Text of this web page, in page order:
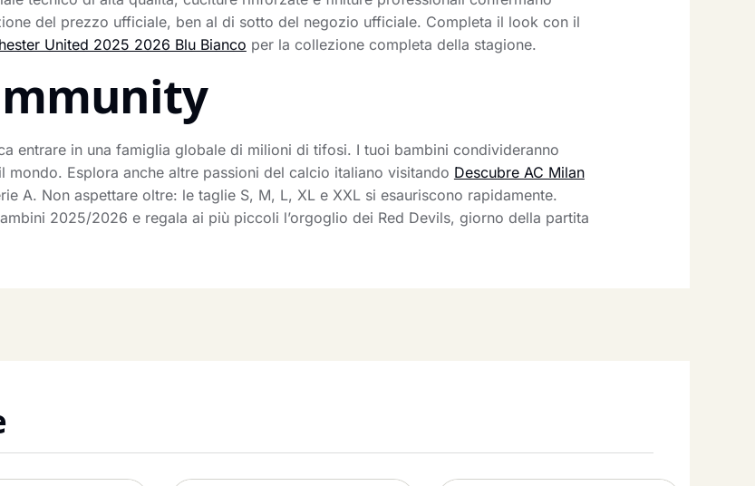
del prezzo ufficiale, ben al di sotto del negozio ufficiale. Completa il look con il
United 2025 2026 Blu Bianco per la collezione completa della stagione.
entrare in una famiglia globale di milioni di tifosi. I tuoi bambini condivideranno
Esplora anche altre passioni del calcio italiano visitando Descubre AC Milan
A. Non aspettare oltre: le taglie S, M, L, XL e XXL si esauriscono rapidamente.
2025/2026 e regala ai più piccoli l’orgoglio dei Red Devils, giorno della partita